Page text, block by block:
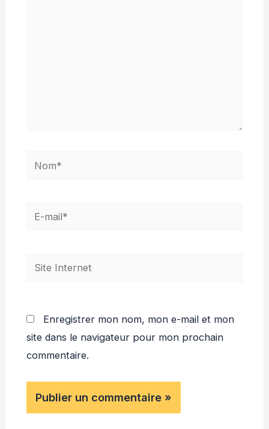
Nom*
E-
Site
Enregistrer mon nom, mon e-mail et mon
site dans le navigateur pour mon prochain
commentaire.